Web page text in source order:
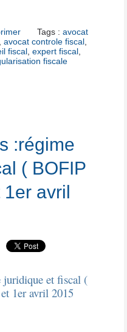
Tags : avocat
, avocat controle fiscal,
fiscal, expert fiscal,
fiscale
:régime
( BOFIP
avril
juridique et fiscal (
1er avril 2015